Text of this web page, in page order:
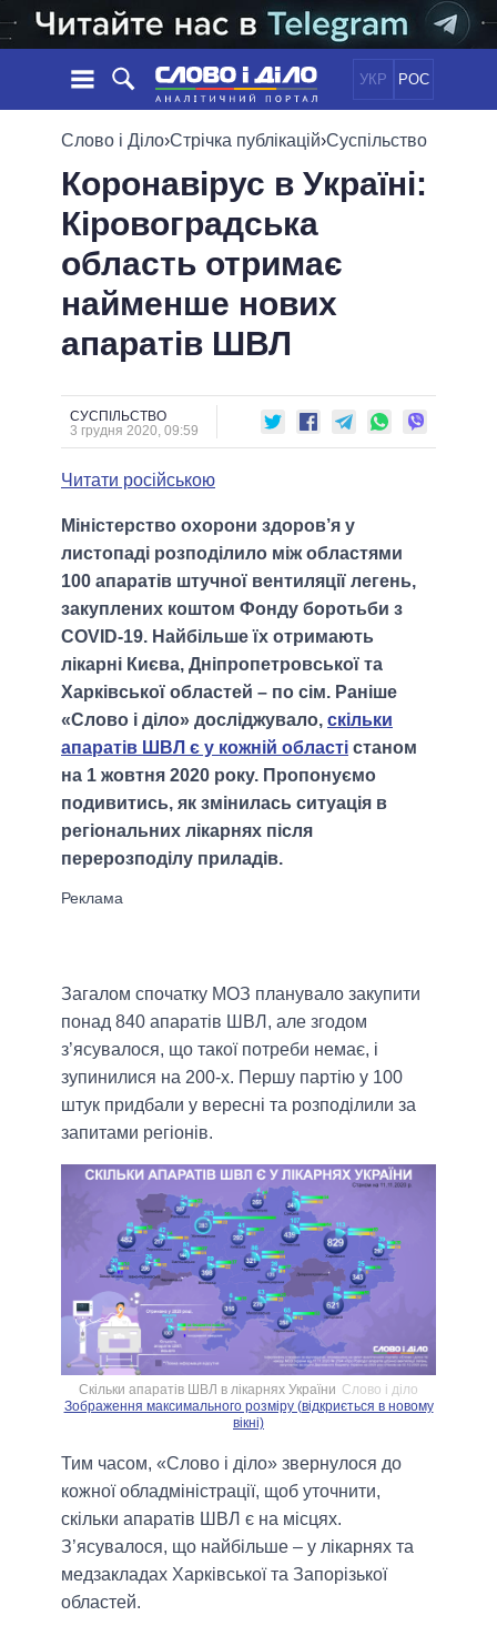
УКР РОС
НОВИНИ
СТРІЧКА
ПОДІЇ
СТАТТІ
ДУМКИ
ОГЛЯДИ
ДАЙДЖЕСТИ
ПОЛІТИКА
ЕКОНОМІКА
СУСПІЛЬСТВО
ОБIЦЯНКИ
ПОЛIТИКИ
УСІ ПОЛІТИКИ
ПРЕЗИДЕНТ І ОФІС
ВЕРХОВНА РАДА
ГОЛОВИ ОБЛАДМІНІСТРАЦІЙ
МЕРИ МІСТ
ВСІ ПЕРСОНИ
ІНФОГРАФІКА
ВІДЕО
ПОРІВНЯННЯ ПОЛІТИКІВ
Слово і Діло›Стрічка публікацій›Суспільство
Коронавірус в Україні:
Кіровоградська
область отримає
найменше нових
апаратів ШВЛ
СУСПІЛЬСТВО
3 грудня 2020, 09:59
Читати російською
Міністерство охорони здоров’я у
листопаді розподілило між областями
100 апаратів штучної вентиляції легень,
закуплених коштом Фонду боротьби з
COVID-19. Найбільше їх отримають
лікарні Києва, Дніпропетровської та
Харківської областей – по сім. Раніше
«Слово і діло» досліджувало, скільки
апаратів ШВЛ є у кожній області станом
на 1 жовтня 2020 року. Пропонуємо
подивитись, як змінилась ситуація в
регіональних лікарнях після
перерозподілу приладів.
Загалом спочатку МОЗ планувало закупити
понад 840 апаратів ШВЛ, але згодом
з’ясувалося, що такої потреби немає, і
зупинилися на 200-х. Першу партію у 100
штук придбали у вересні та розподілили за
запитами регіонів.
Скільки апаратів ШВЛ в лікарнях України Слово і діло
Зображення максимального розміру (відкриється в новому
вікні)
Тим часом, «Слово і діло» звернулося до
кожної обладміністрації, щоб уточнити,
скільки апаратів ШВЛ є на місцях.
З’ясувалося, що найбільше – у лікарнях та
медзакладах Харківської та Запорізької
областей.